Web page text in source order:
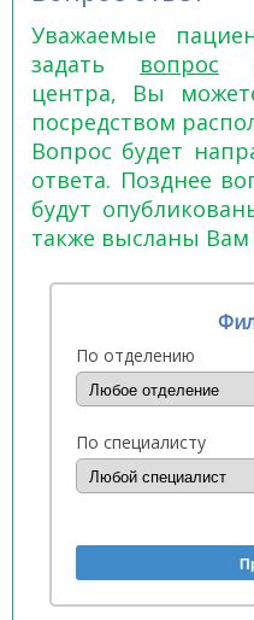
Уважаемые
задать вопрос
центра, Вы
посредством
Вопрос будет
ответа. Позднее
будут
также высланы Вам
По отделению
По специалисту